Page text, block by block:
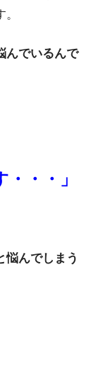
んでいるんで
・・」
悩んでしまう